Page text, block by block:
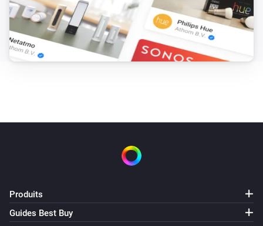
Produits
Guides Best Buy